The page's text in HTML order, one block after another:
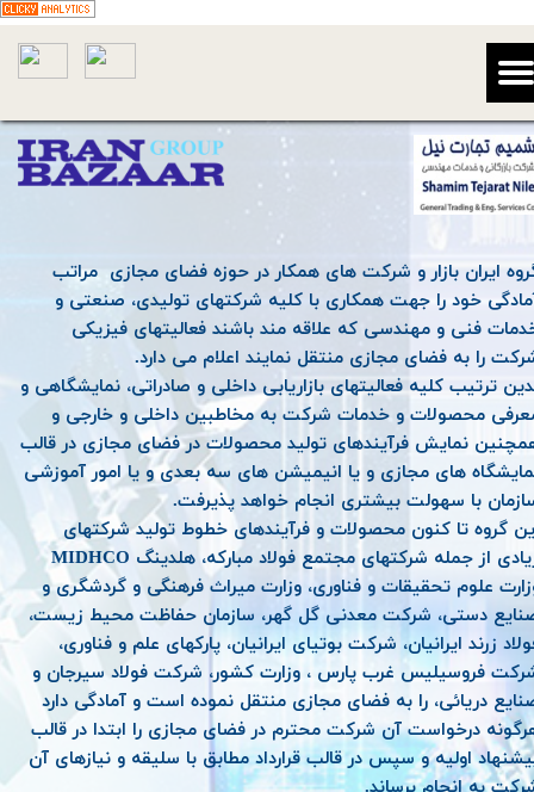
ایران بازار و شرکت های همکار در حوزه فضای مجازی مراتب
خود را جهت همکاری با کلیه شرکتهای تولیدی، صنعتی و
فنی و مهندسی که علاقه مند باشند فعالیتهای فیزیکی
را به فضای مجازی منتقل نمایند اعلام می دارد.
ترتیب کلیه فعالیتهای بازاریابی داخلی و صادراتی، نمایشگاهی و
محصولات و خدمات شرکت به مخاطبین داخلی و خارجی و
نمایش فرآیندهای تولید محصولات در فضای مجازی در قالب
های مجازی و یا انیمیشن های سه بعدی و یا امور آموزشی
با سهولت بیشتری انجام خواهد پذیرفت.
گروه تا کنون محصولات و فرآیندهای خطوط تولید شرکتهای
علوم تحقیقات و فناوری، وزارت میراث فرهنگی و گردشگری و
دستی، شرکت معدنی گل گهر، سازمان حفاظت محیط زیست،
زرند ایرانیان، شرکت بوتیای ایرانیان، پارکهای علم و فناوری،
فروسیلیس غرب پارس ، وزارت کشور، شرکت فولاد سیرجان و
دریائی، را به فضای مجازی منتقل نموده است و آمادگی دارد
درخواست آن شرکت محترم در فضای مجازی را ابتدا در قالب
اولیه و سپس در قالب قرارداد مطابق با سلیقه و نیازهای آن